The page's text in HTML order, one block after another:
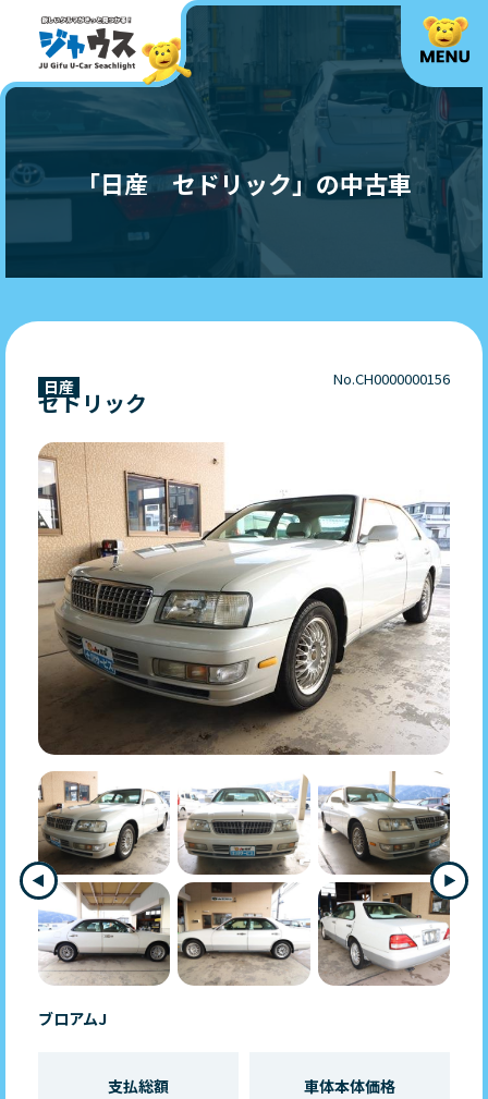
「日産 セドリック」の中古車
No.CH0000000156
日産
セドリック
ブロアムJ
支払総額 車体本体価格